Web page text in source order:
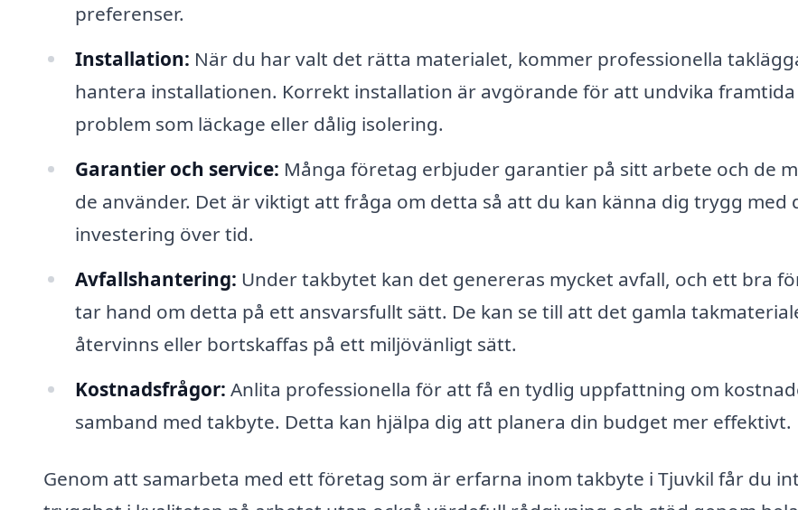
preferenser.
Installation: När du har valt det rätta materialet, kommer professionella
hantera installationen. Korrekt installation är avgörande för att undvika framtida
problem som läckage eller dålig isolering.
Garantier och service: Många företag erbjuder garantier på sitt arbete och de
de använder. Det är viktigt att fråga om detta så att du kan känna dig trygg med
investering över tid.
Avfallshantering: Under takbytet kan det genereras mycket avfall, och ett bra
tar hand om detta på ett ansvarsfullt sätt. De kan se till att det gamla
återvinns eller bortskaffas på ett miljövänligt sätt.
Kostnadsfrågor: Anlita professionella för att få en tydlig uppfattning om
samband med takbyte. Detta kan hjälpa dig att planera din budget mer effektivt.
Genom att samarbeta med ett företag som är erfarna inom takbyte i Tjuvkil får du